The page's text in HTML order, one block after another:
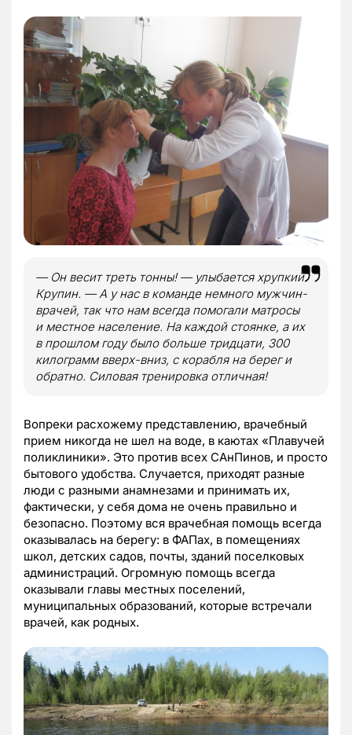
— Он весит треть тонны! — улыбается хрупкий
Крупин. — А у нас в команде немного мужчин-
врачей, так что нам всегда помогали матросы
и местное население. На каждой стоянке, а их
в прошлом году было больше тридцати, 300
килограмм вверх-вниз, с корабля на берег и
обратно. Силовая тренировка отличная!
Вопреки расхожему представлению, врачебный
прием никогда не шел на воде, в каютах «Плавучей
поликлиники». Это против всех САнПинов, и просто
бытового удобства. Случается, приходят разные
люди с разными анамнезами и принимать их,
фактически, у себя дома не очень правильно и
безопасно. Поэтому вся врачебная помощь всегда
оказывалась на берегу: в ФАПах, в помещениях
школ, детских садов, почты, зданий поселковых
администраций. Огромную помощь всегда
оказывали главы местных поселений,
муниципальных образований, которые встречали
врачей, как родных.